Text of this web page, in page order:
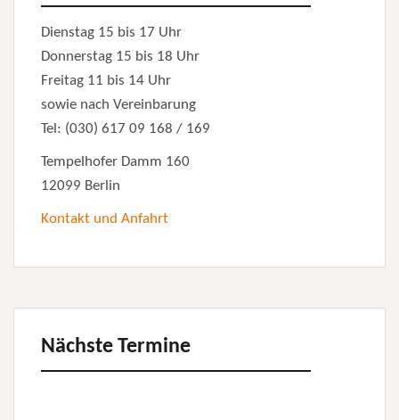
Dienstag 15 bis 17 Uhr
Donnerstag 15 bis 18 Uhr
Freitag 11 bis 14 Uhr
sowie nach Vereinbarung
Tel: (030) 617 09 168 / 169
Tempelhofer Damm 160
12099 Berlin
Kontakt und Anfahrt
Nächste Termine